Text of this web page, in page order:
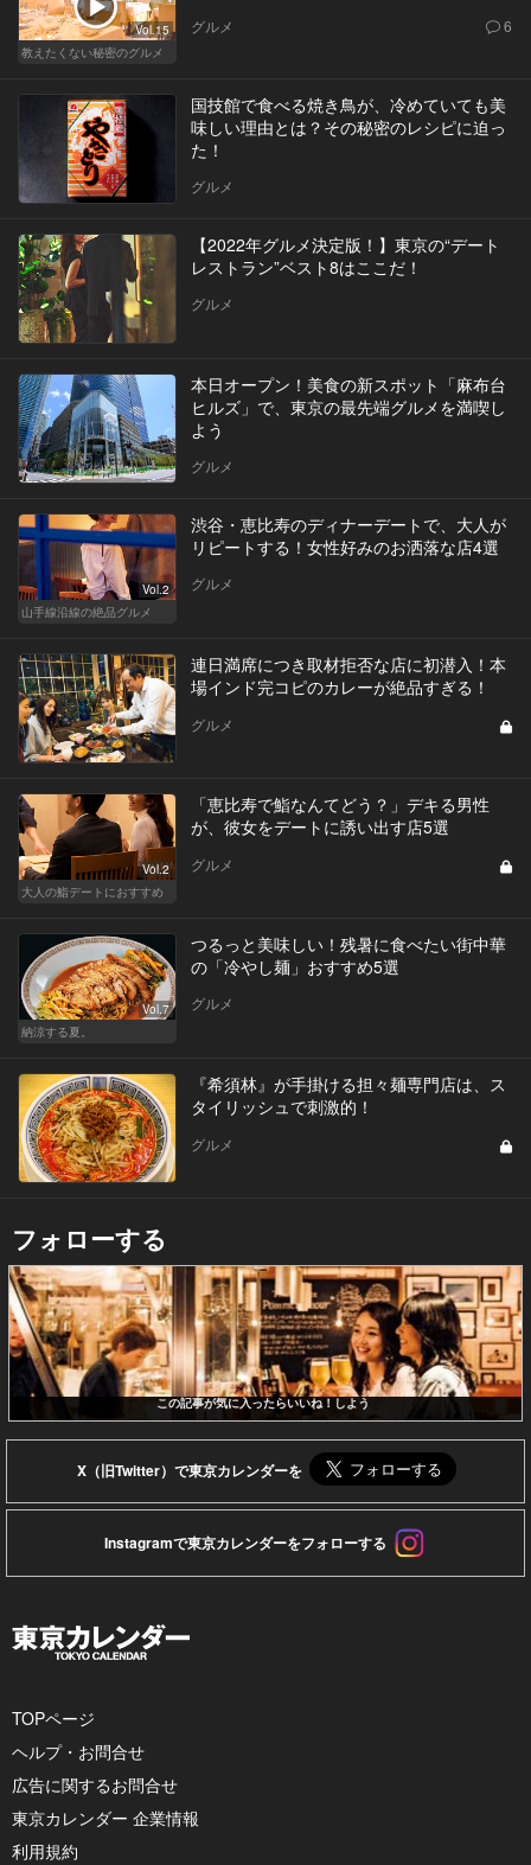
Vol.15
教えたくない秘密のグルメ
グルメ 6
国技館で食べる焼き鳥が、冷めていても美
味しい理由とは？その秘密のレシピに迫っ
た！
グルメ
【2022年グルメ決定版！】東京の“デート
レストラン”ベスト8はここだ！
グルメ
本日オープン！美食の新スポット「麻布台
ヒルズ」で、東京の最先端グルメを満喫し
よう
グルメ
Vol.2
山手線沿線の絶品グルメ
渋谷・恵比寿のディナーデートで、大人が
リピートする！女性好みのお洒落な店4選
グルメ
連日満席につき取材拒否な店に初潜入！本
場インド完コピのカレーが絶品すぎる！
グルメ
Vol.2
大人の鮨デートにおすすめ
「恵比寿で鮨なんてどう？」デキる男性
が、彼女をデートに誘い出す店5選
グルメ
Vol.7
納涼する夏。
つるっと美味しい！残暑に食べたい街中華
の「冷やし麺」おすすめ5選
グルメ
『希須林』が手掛ける担々麺専門店は、ス
タイリッシュで刺激的！
グルメ
フォローする
この記事が気に入ったらいいね！しよう
X（旧Twitter）で東京カレンダーを
Instagramで東京カレンダーをフォローする
TOPページ
ヘルプ・お問合せ
広告に関するお問合せ
東京カレンダー 企業情報
利用規約